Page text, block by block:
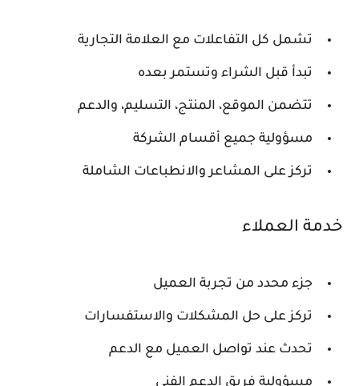
تشمل كل التفاعلات مع العلامة التجارية
تبدأ قبل الشراء وتستمر بعده
تتضمن الموقع، المنتج، التسليم، والدعم
مسؤولية جميع أقسام الشركة
تركز على المشاعر والانطباعات الشاملة
خدمة العملاء
جزء محدد من تجربة العميل
تركز على حل المشكلات والاستفسارات
تحدث عند تواصل العميل مع الدعم
مسؤولية فريق الدعم الفني